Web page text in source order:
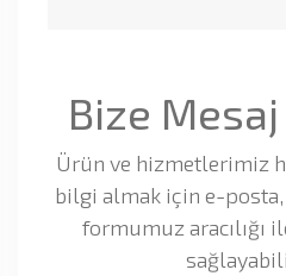
Bize
Ürün ve hizmetlerimiz
bilgi almak için e-
formumuz aracılığı